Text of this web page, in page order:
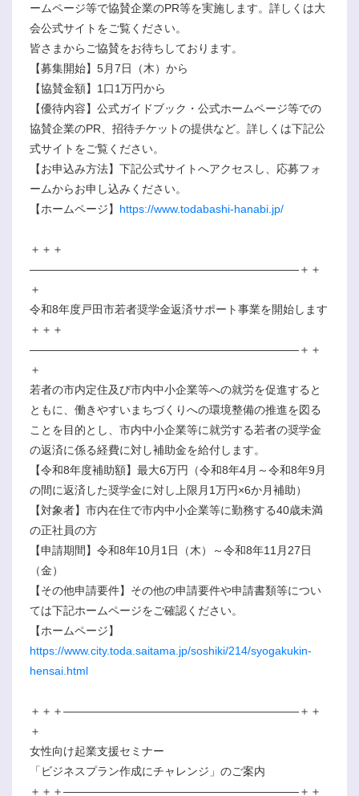
ームページ等で協賛企業のPR等を実施します。詳しくは大
会公式サイトをご覧ください。
皆さまからご協賛をお待ちしております。
【募集開始】5月7日（木）から
【協賛金額】1口1万円から
【優待内容】公式ガイドブック・公式ホームページ等での
協賛企業のPR、招待チケットの提供など。詳しくは下記公
式サイトをご覧ください。
【お申込み方法】下記公式サイトへアクセスし、応募フォ
ームからお申し込みください。
【ホームページ】 https://www.todabashi-hanabi.jp/
＋＋＋
――――――――――――――――――――――――＋＋
＋
令和8年度戸田市若者奨学金返済サポート事業を開始します
＋＋＋
――――――――――――――――――――――――＋＋
＋
若者の市内定住及び市内中小企業等への就労を促進すると
ともに、働きやすいまちづくりへの環境整備の推進を図る
ことを目的とし、市内中小企業等に就労する若者の奨学金
の返済に係る経費に対し補助金を給付します。
【令和8年度補助額】最大6万円（令和8年4月～令和8年9月
の間に返済した奨学金に対し上限月1万円×6か月補助）
【対象者】市内在住で市内中小企業等に勤務する40歳未満
の正社員の方
【申請期間】令和8年10月1日（木）～令和8年11月27日
（金）
【その他申請要件】その他の申請要件や申請書類等につい
ては下記ホームページをご確認ください。
【ホームページ】
https://www.city.toda.saitama.jp/soshiki/214/syogakukin-
hensai.html
＋＋＋―――――――――――――――――――――＋＋
＋
女性向け起業支援セミナー
「ビジネスプラン作成にチャレンジ」のご案内
＋＋＋―――――――――――――――――――――＋＋